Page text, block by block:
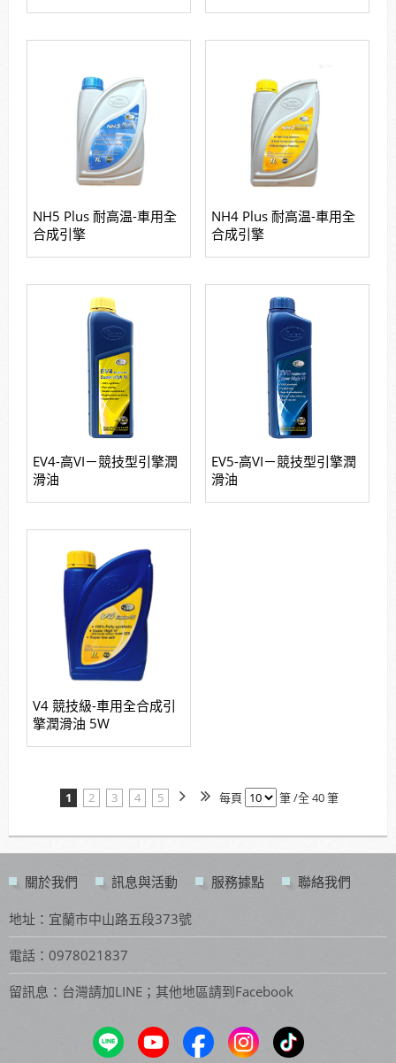
NH5 Plus 耐高温-車用全
合成引擎
NH4 Plus 耐高温-車用全
合成引擎
EV4-高VI－競技型引擎潤
滑油
EV5-高VI－競技型引擎潤
滑油
V4 競技級-車用全合成引
擎潤滑油 5W
1 2 3 4 5 每頁 筆 /全 40 筆
關於我們 訊息與活動 服務據點 聯絡我們
地址：宜蘭市中山路五段373號
電話：0978021837
留訊息：台灣請加LINE；其他地區請到Facebook